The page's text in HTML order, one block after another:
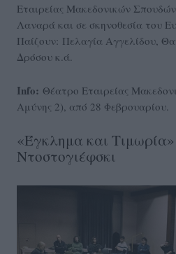
Εταιρείας Μακεδονικών
Λαναρά και σε σκηνοθεσία του
Παίζουν: Πελαγία Αγγελίδου,
Δρόσου κ.ά.
Info: Θέατρο Εταιρείας
Αμύνης 2), από 28 Φεβρουαρίου.
«Έγκλημα και
Ντοστογιέφσκι